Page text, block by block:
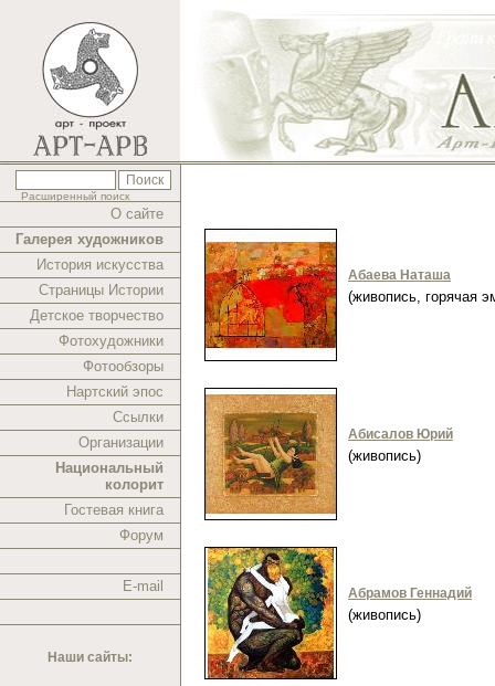
Расширенный поиск
О сайте
Галерея художников
История искусства
Страницы Истории
Детское творчество
Фотохудожники
Фотообзоры
Нартский эпос
Ссылки
Организации
Национальный
колорит
Гостевая книга
Форум
E-mail
Наши сайты:
Абаева Наташа
(живопись, горячая
Абисалов Юрий
(живопись)
Абрамов Геннадий
(живопись)